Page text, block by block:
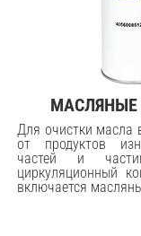
Для очистки масла
от продуктов
частей и
циркуляционный
включается